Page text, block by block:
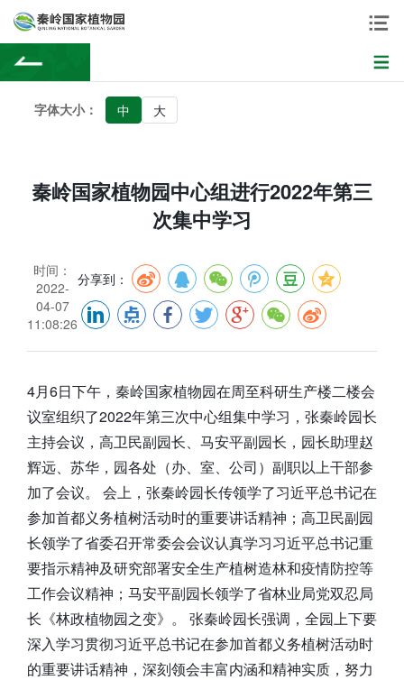
字体大小： 中 大
秦岭国家植物园中心组进行2022年第三
次集中学习
时间：
2022-
04-07
11:08:26
分享到：
4月6日下午，秦岭国家植物园在周至科研生产楼二楼会
议室组织了2022年第三次中心组集中学习，张秦岭园长
主持会议，高卫民副园长、马安平副园长，园长助理赵
辉远、苏华，园各处（办、室、公司）副职以上干部参
加了会议。 会上，张秦岭园长传领学了习近平总书记在
参加首都义务植树活动时的重要讲话精神；高卫民副园
长领学了省委召开常委会会议认真学习习近平总书记重
要指示精神及研究部署安全生产植树造林和疫情防控等
工作会议精神；马安平副园长领学了省林业局党双忍局
长《林政植物园之变》。 张秦岭园长强调，全园上下要
深入学习贯彻习近平总书记在参加首都义务植树活动时
的重要讲话精神，深刻领会丰富内涵和精神实质，努力